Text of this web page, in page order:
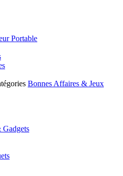
Portable
Bonnes Affaires & Jeux